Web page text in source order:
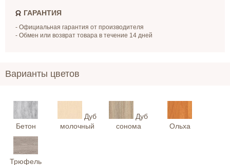
ГАРАНТИЯ
- Официальная гарантия от производителя
- Обмен или возврат товара в течение 14 дней
Варианты цветов
Бетон
Дуб
молочный
Дуб
сонома
Ольха
Трюфель